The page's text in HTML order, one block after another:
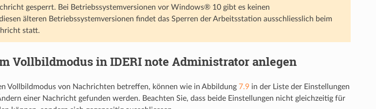
gesperrt. Bei Betriebssystemversionen vor Windows® 10 gibt es keinen
älteren Betriebssystemversionen findet das Sperren der Arbeitsstation ausschliesslich beim
statt.
Vollbildmodus in IDERI note Administrator anlegen
Vollbildmodus von Nachrichten betreffen, können wie in Abbildung 7.9in der Liste der Einstellungen
einer Nachricht gefunden werden. Beachten Sie, dass beide Einstellungen nicht gleichzeitig für